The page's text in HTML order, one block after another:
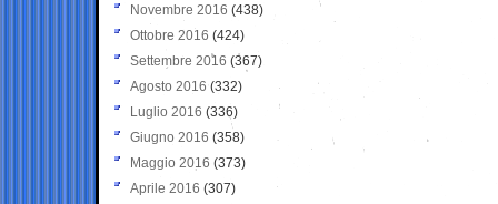
Novembre 2016 (438)
Ottobre 2016 (424)
Settembre 2016 (367)
Agosto 2016 (332)
Luglio 2016 (336)
Giugno 2016 (358)
Maggio 2016 (373)
Aprile 2016 (307)